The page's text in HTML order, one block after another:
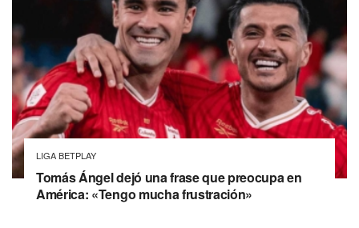
LIGA BETPLAY
Tomás Ángel dejó una frase que preocupa en
América: «Tengo mucha frustración»